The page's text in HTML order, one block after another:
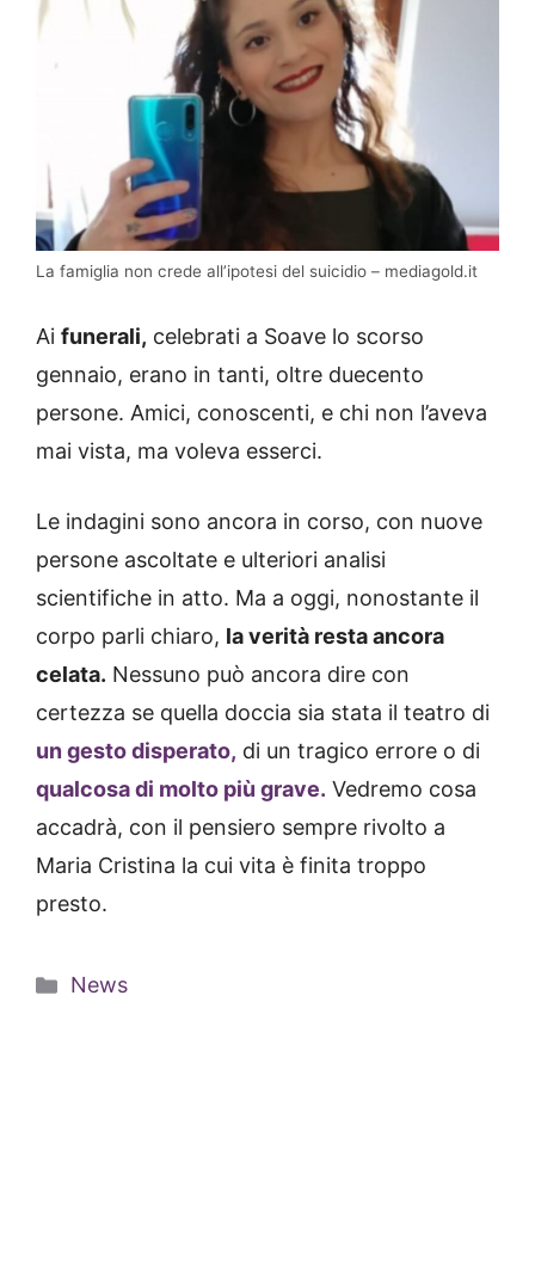
La famiglia non crede all’ipotesi del suicidio – mediagold.it
Ai funerali, celebrati a Soave lo scorso
gennaio, erano in tanti, oltre duecento
persone. Amici, conoscenti, e chi non l’aveva
mai vista, ma voleva esserci.
Le indagini sono ancora in corso, con nuove
persone ascoltate e ulteriori analisi
scientifiche in atto. Ma a oggi, nonostante il
corpo parli chiaro, la verità resta ancora
celata. Nessuno può ancora dire con
certezza se quella doccia sia stata il teatro di
un gesto disperato, di un tragico errore o di
qualcosa di molto più grave. Vedremo cosa
accadrà, con il pensiero sempre rivolto a
Maria Cristina la cui vita è finita troppo
presto.
Categorie
News